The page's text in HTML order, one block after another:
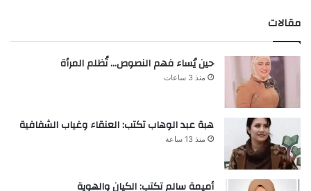
مقالات
حين يُساء فهم النصوص… تُظلم المرأة
منذ 3 ساعات
هبة عبد الوهاب تكتب: العنقاء وغياب الشفافية
منذ 13 ساعة
أميمة سالم تكتب: الكيان والهوية